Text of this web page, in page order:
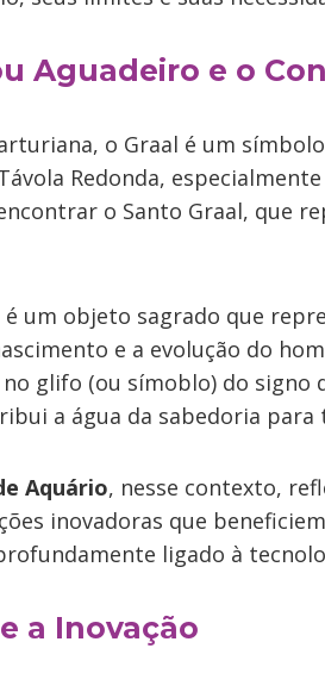
Aguadeiro e o
o Graal é um
Redonda,
o Santo Graal, que
é um objeto sagrado que
e a evolução do
glifo (ou símoblo) do signo
a água da sabedoria para
Aquário, nesse contexto,
inovadoras que
ligado à
a Inovação